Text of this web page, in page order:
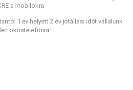
a mobilokra
1 év helyett 2 év jótállási időt vállalunk
okostelefonra!